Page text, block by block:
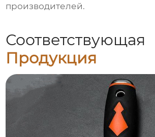
производителей.
Соответствующая
Продукция